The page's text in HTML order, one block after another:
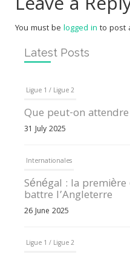
You must be logged in to post
Latest Posts
Ligue 1 / Ligue 2
Que peut-on
31 July 2025
Internationales
Sénégal : la
battre l’Angleterre
26 June 2025
Ligue 1 / Ligue 2